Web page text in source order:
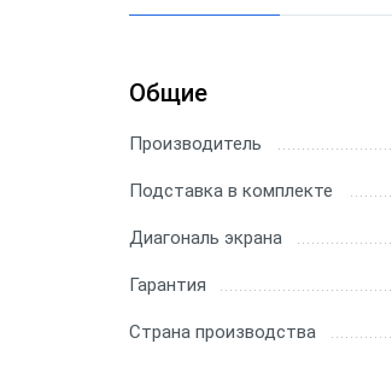
Общие
Производитель
Подставка в комплекте
Диагональ экрана
Гарантия
Страна производства